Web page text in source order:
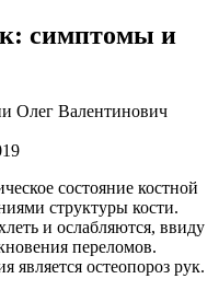
симптомы и
Олег Валентинович
состояние костной
структуры кости.
и ослабляются, ввиду
переломов.
является остеопороз рук.